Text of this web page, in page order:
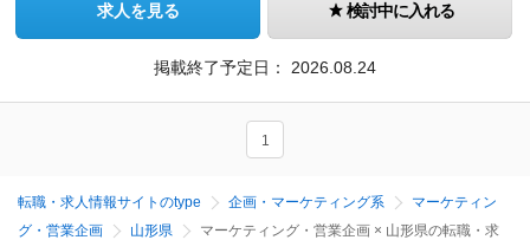
求人を見る 検討中に入れる
掲載終了予定日： 2026.08.24
1
転職・求人情報サイトのtype 企画・マーケティング系
マーケティン
グ・営業企画
山形県
マーケティング・営業企画 × 山形県の転職・求